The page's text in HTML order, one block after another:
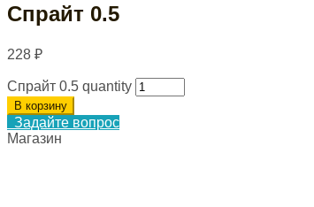
Спрайт 0.5
228 ₽
Спрайт 0.5 quantity
В корзину
Задайте вопрос
Магазин